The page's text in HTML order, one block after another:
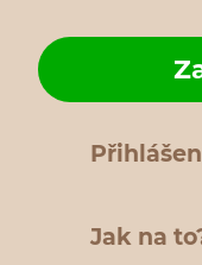
Jak na